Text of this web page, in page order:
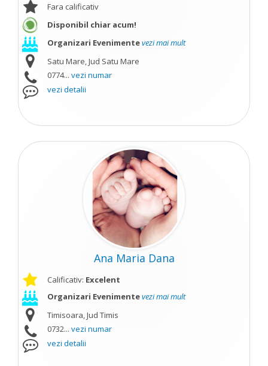
Fara calificativ
Disponibil chiar acum!
Organizari Evenimentevezi mai mult
Satu Mare, Jud Satu Mare
0774... vezi numar
vezi detalii
Ana Maria Dana
Calificativ: Excelent
Organizari Evenimentevezi mai mult
Timisoara, Jud Timis
0732... vezi numar
vezi detalii